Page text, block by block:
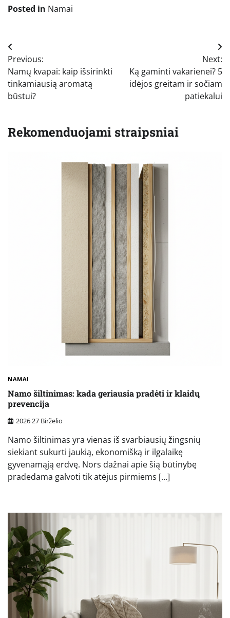
Posted in Namai
Navigacija
tarp
įrašų
Previous:
Namų kvapai: kaip išsirinkti
tinkamiausią aromatą
būstui?
Next:
Ką gaminti vakarienei? 5
idėjos greitam ir sočiam
patiekalui
Rekomenduojami straipsniai
NAMAI
Namo šiltinimas: kada geriausia pradėti ir klaidų
prevencija
2026 27 Birželio
Namo šiltinimas yra vienas iš svarbiausių žingsnių
siekiant sukurti jaukią, ekonomišką ir ilgalaikę
gyvenamąją erdvę. Nors dažnai apie šią būtinybę
pradedama galvoti tik atėjus pirmiems […]